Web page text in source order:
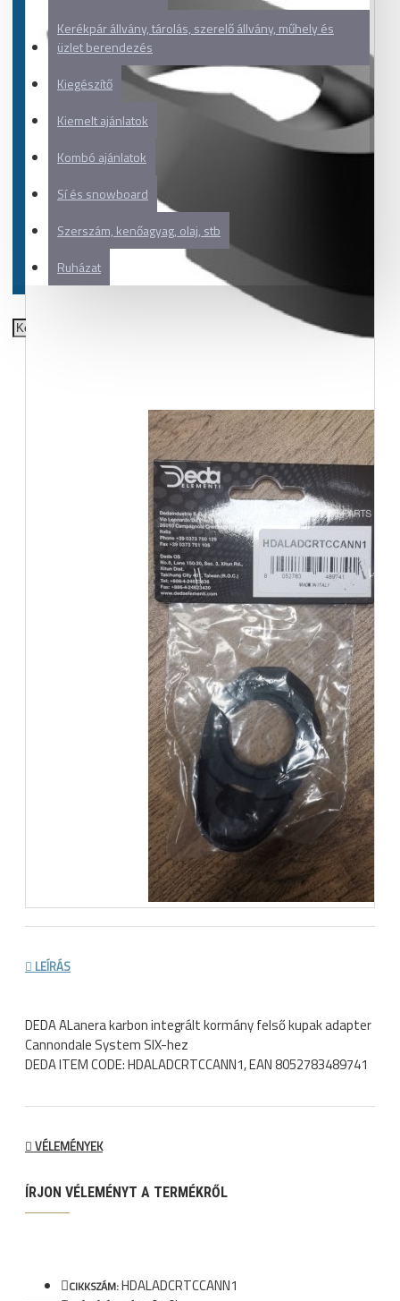
Kerékpár állvány, tárolás, szerelő állvány, műhely és
üzlet berendezés
Kiegészítő
Kiemelt ajánlatok
Kombó ajánlatok
Sí és snowboard
Szerszám, kenőagyag, olaj, stb
Ruházat
LEÍRÁS
DEDA ALanera karbon integrált kormány felső kupak adapter
Cannondale System SIX-hez
DEDA ITEM CODE: HDALADCRTCCANN1, EAN 8052783489741
VÉLEMÉNYEK
ÍRJON VÉLEMÉNYT A TERMÉKRŐL
CIKKSZÁM:HDALADCRTCCANN1